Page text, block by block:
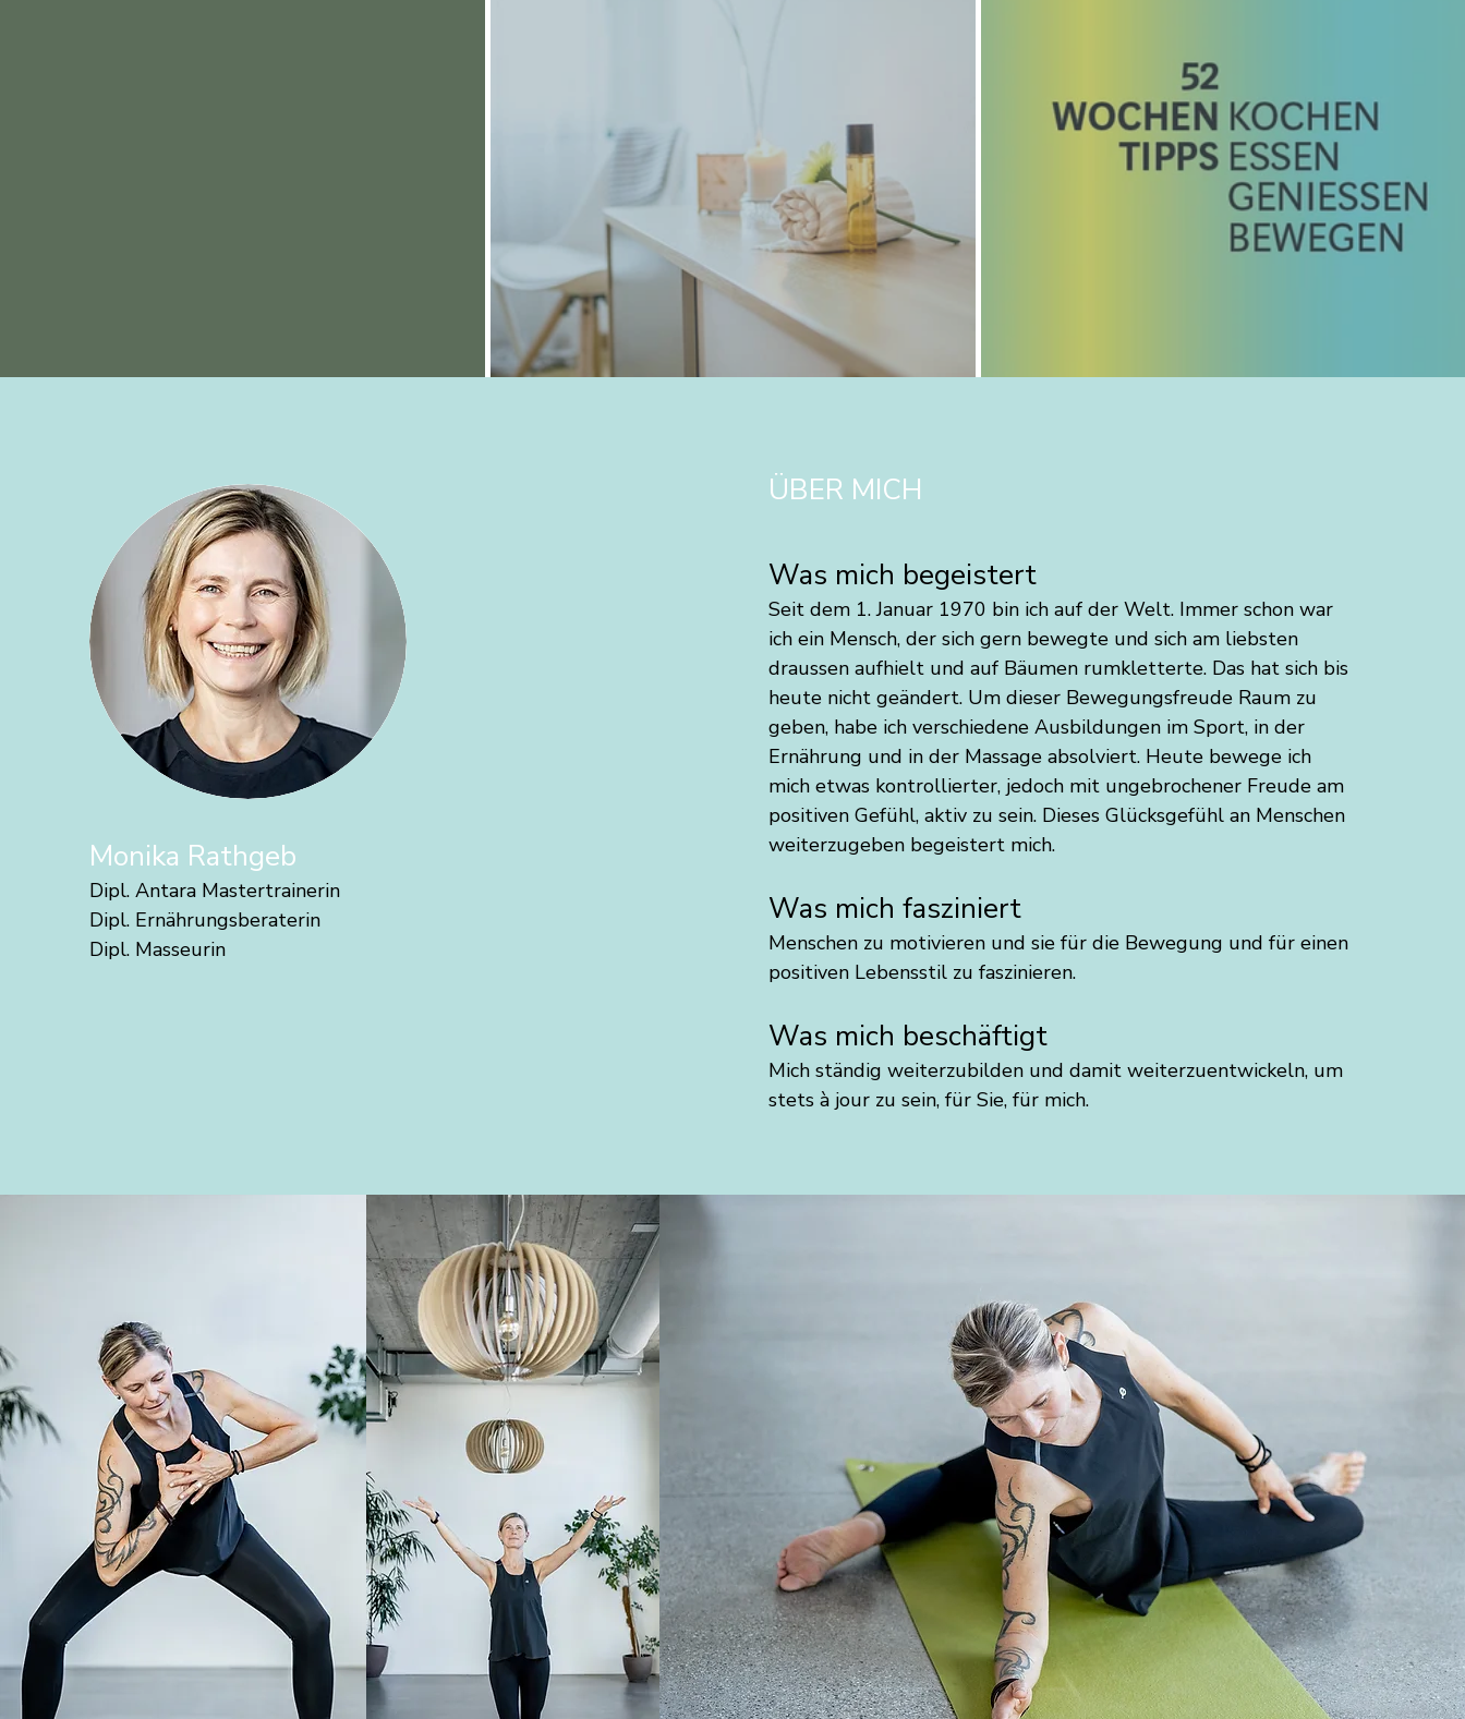
Monika Rathgeb
Dipl. Antara Mastertrainerin
Dipl. Ernährungsberaterin
Dipl. Masseurin
ÜBER MICH
Was mich begeistert
Seit dem 1. Januar 1970 bin ich auf der Welt. Immer schon war
ich ein Mensch, der sich gern bewegte und sich am liebsten
draussen aufhielt und auf Bäumen rumkletterte. Das hat sich bis
heute nicht geändert. Um dieser Bewegungsfreude Raum zu
geben, habe ich verschiedene Ausbildungen im Sport, in der
Ernährung und in der Massage absolviert. Heute bewege ich
mich etwas kontrollierter, jedoch mit ungebrochener Freude am
positiven Gefühl, aktiv zu sein. Dieses Glücksgefühl an Menschen
weiterzugeben begeistert mich.
Was mich fasziniert
Menschen zu motivieren und sie für die Bewegung und für einen
positiven Lebensstil zu faszinieren.
Was mich beschäftigt
Mich ständig weiterzubilden und damit weiterzuentwickeln, um
stets à jour zu sein, für Sie, für mich.